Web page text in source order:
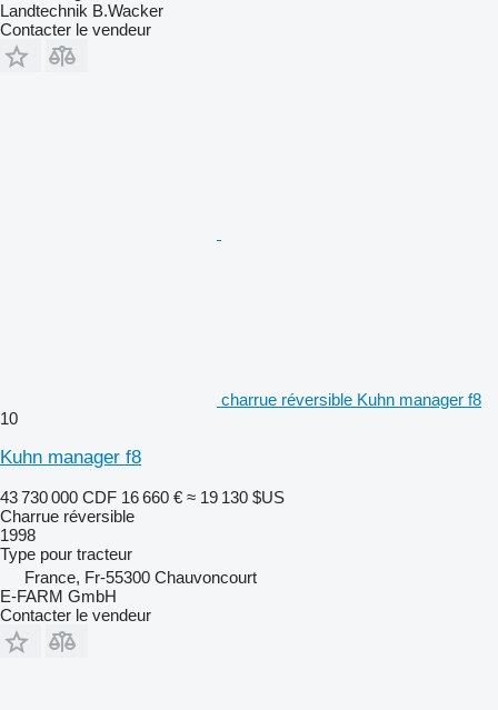
Landtechnik B.Wacker
Contacter le vendeur
charrue réversible Kuhn manager f8
10
Kuhn manager f8
43 730 000 CDF 16 660 € ≈ 19 130 $US
Charrue réversible
1998
Type pour tracteur
France, Fr-55300 Chauvoncourt
E-FARM GmbH
Contacter le vendeur